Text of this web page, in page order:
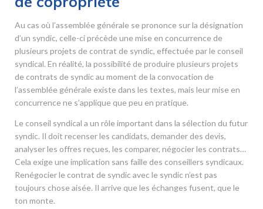
Au cas où l’assemblée générale se prononce sur la désignation
d’un syndic, celle-ci précède une mise en concurrence de
plusieurs projets de contrat de syndic, effectuée par le conseil
syndical. En réalité, la possibilité de produire plusieurs projets
de contrats de syndic au moment de la convocation de
l’assemblée générale existe dans les textes, mais leur mise en
concurrence ne s’applique que peu en pratique.
Le conseil syndical a un rôle important dans la sélection du futur
syndic. Il doit recenser les candidats, demander des devis,
analyser les offres reçues, les comparer, négocier les contrats…
Cela exige une implication sans faille des conseillers syndicaux.
Renégocier le contrat de syndic avec le syndic n’est pas
toujours chose aisée. Il arrive que les échanges fusent, que le
ton monte.